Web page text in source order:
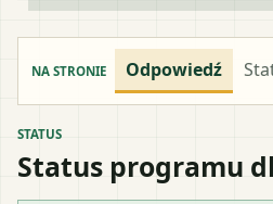
NA STRONIE Odpowiedź
STATUS
Status programu